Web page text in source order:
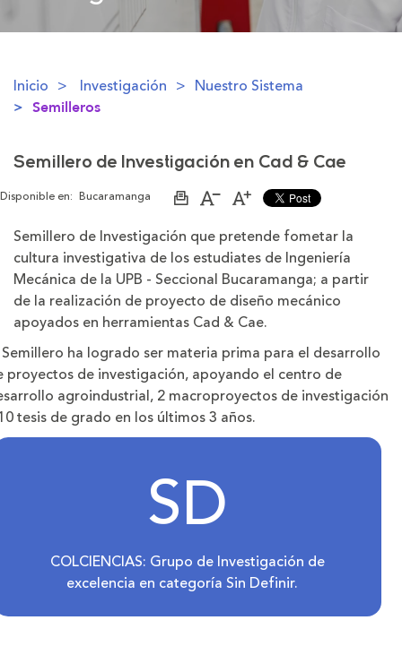
Inicio Investigación Nuestro Sistema
Semilleros
Semillero de Investigación en Cad & Cae
Disponible en: Bucaramanga
ImprimirAumentar
de
la
Disminuir
de
la
Semillero de Investigación que pretende fometar la
cultura investigativa de los estudiates de Ingeniería
Mecánica de la UPB - Seccional Bucaramanga; a partir
de la realización de proyecto de diseño mecánico
apoyados en herramientas Cad & Cae.
Semillero ha logrado ser materia prima para el desarrollo
proyectos de investigación, apoyando el centro de
agroindustrial, 2 macroproyectos de investigación
tesis de grado en los últimos 3 años.
SD
COLCIENCIAS: Grupo de Investigación de
excelencia en categoría Sin Definir.